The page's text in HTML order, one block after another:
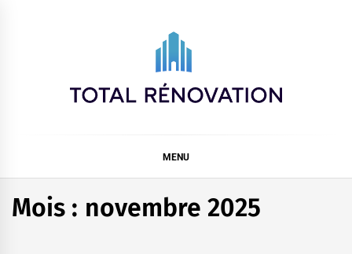
MENU
Mois : novembre 2025